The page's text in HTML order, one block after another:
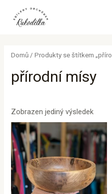
Přeskočit
Domů / Produkty se štítkem
přírodní mísy
Zobrazen jediný výsledek